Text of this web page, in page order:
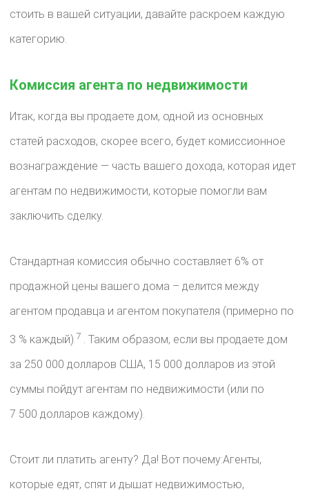
стоить в вашей ситуации, давайте раскроем каждую
категорию.
Комиссия агента по недвижимости
Итак, когда вы продаете дом, одной из основных
статей расходов, скорее всего, будет комиссионное
вознаграждение — часть вашего дохода, которая идет
агентам по недвижимости, которые помогли вам
заключить сделку.
Стандартная комиссия обычно составляет 6% от
продажной цены вашего дома – делится между
агентом продавца и агентом покупателя (примерно по
3 % каждый) 7 . Таким образом, если вы продаете дом
за 250 000 долларов США, 15 000 долларов из этой
суммы пойдут агентам по недвижимости (или по
7 500 долларов каждому).
Стоит ли платить агенту? Да! Вот почему:Агенты,
которые едят, спят и дышат недвижимостью,